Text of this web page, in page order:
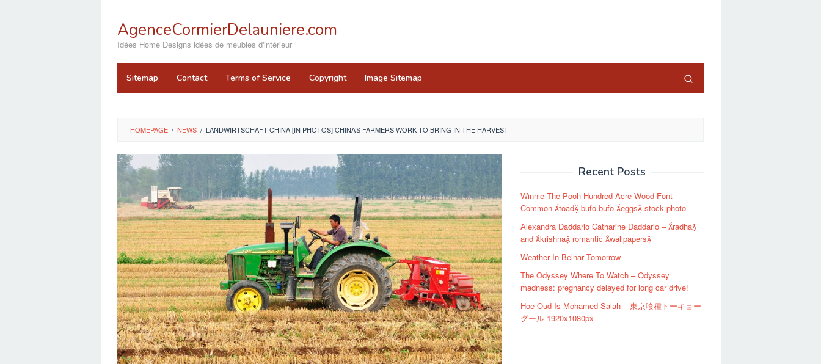
contentAgenceCormierDelauniere.com
Idées Home Designs idées de meubles d'intérieur
Sitemap Contact Terms of Service Copyright Image Sitemap
HOMEPAGE / NEWS / LANDWIRTSCHAFT CHINA [IN PHOTOS] CHINA’S FARMERS WORK TO BRING IN THE HARVEST
Recent Posts
Winnie The Pooh Hundred Acre Wood Font –
Common toad bufo bufo eggs stock photo
Alexandra Daddario Catharine Daddario – radha
and krishna romantic wallpapers
Weather In Belhar Tomorrow
The Odyssey Where To Watch – Odyssey
madness: pregnancy delayed for long car drive!
Hoe Oud Is Mohamed Salah – 東京喰種トーキョー
グール 1920x1080px